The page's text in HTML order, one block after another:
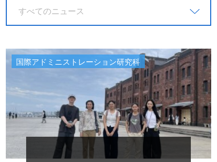
すべてのニュース
国際アドミニストレーション研究科